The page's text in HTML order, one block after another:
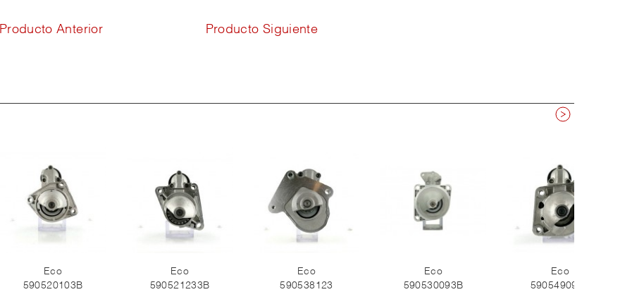
Producto Anterior Producto Siguiente
Eco
590520103B
Eco
590521233B
Eco
590538123
Eco
590530093B
Eco
590549093B